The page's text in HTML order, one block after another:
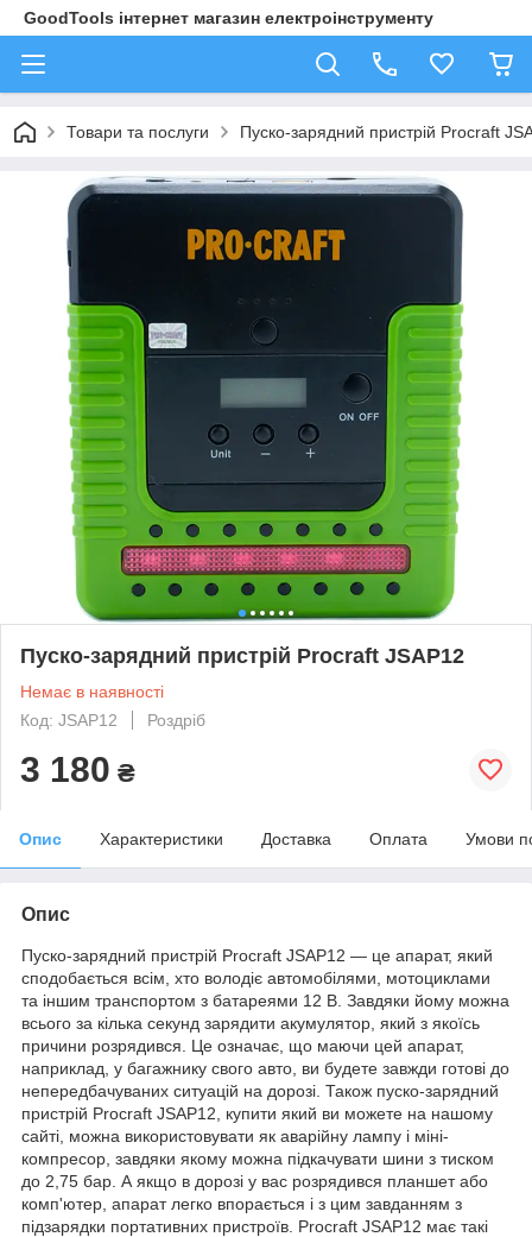
GoodTools інтернет магазин електроінструменту
Товари та послуги Пуско-зарядний пристрій Proсraft
Пуско-зарядний пристрій Proсraft JSAP12
Немає в наявності
Код: JSAP12
Роздріб
3 180 ₴
Опис Характеристики Доставка Оплата Умови
Опис
Пуско-зарядний пристрій Proсraft JSAP12 ― це апарат, який
сподобається всім, хто володіє автомобілями, мотоциклами
та іншим транспортом з батареями 12 В. Завдяки йому можна
всього за кілька секунд зарядити акумулятор, який з якоїсь
причини розрядився. Це означає, що маючи цей апарат,
наприклад, у багажнику свого авто, ви будете завжди готові до
непередбачуваних ситуацій на дорозі. Також пуско-зарядний
пристрій Proсraft JSAP12, купити який ви можете на нашому
сайті, можна використовувати як аварійну лампу і міні-
компресор, завдяки якому можна підкачувати шини з тиском
до 2,75 бар. А якщо в дорозі у вас розрядився планшет або
комп'ютер, апарат легко впорається і з цим завданням з
підзарядки портативних пристроїв. Proсraft JSAP12 має такі